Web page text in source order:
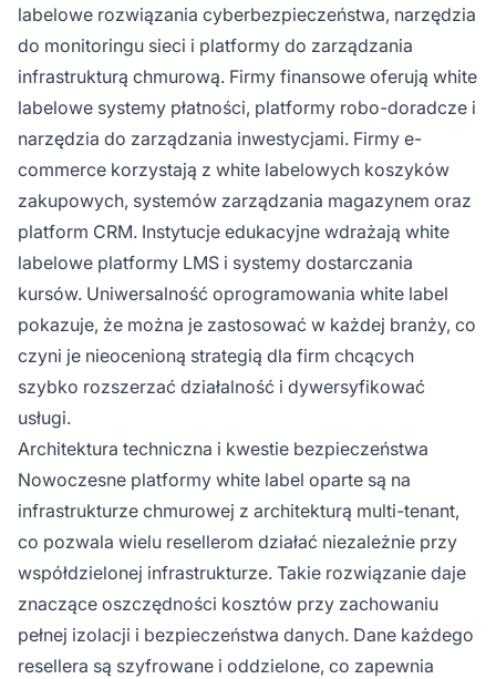
labelowe rozwiązania cyberbezpieczeństwa, narzędzia
do monitoringu sieci i platformy do zarządzania
infrastrukturą chmurową. Firmy finansowe oferują white
labelowe systemy płatności, platformy robo-doradcze i
narzędzia do zarządzania inwestycjami. Firmy e-
commerce korzystają z white labelowych koszyków
zakupowych, systemów zarządzania magazynem oraz
platform CRM. Instytucje edukacyjne wdrażają white
labelowe platformy LMS i systemy dostarczania
kursów. Uniwersalność oprogramowania white label
pokazuje, że można je zastosować w każdej branży, co
czyni je nieocenioną strategią dla firm chcących
szybko rozszerzać działalność i dywersyfikować
usługi.
Architektura techniczna i kwestie bezpieczeństwa
Nowoczesne platformy white label oparte są na
infrastrukturze chmurowej z architekturą multi-tenant,
co pozwala wielu resellerom działać niezależnie przy
współdzielonej infrastrukturze. Takie rozwiązanie daje
znaczące oszczędności kosztów przy zachowaniu
pełnej izolacji i bezpieczeństwa danych. Dane każdego
resellera są szyfrowane i oddzielone, co zapewnia